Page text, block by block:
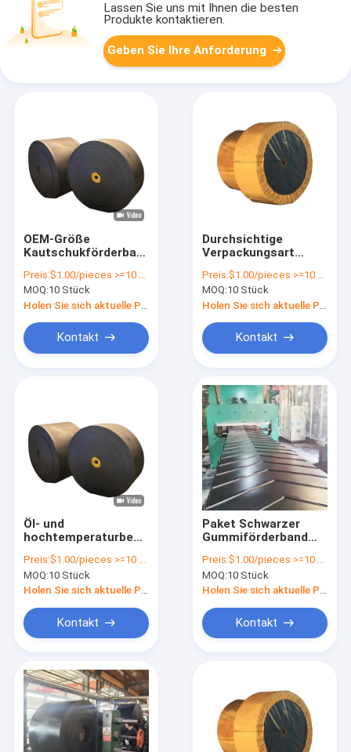
Produkte
Videos
Lassen Sie uns mit Ihnen die besten
Produkte kontaktieren.
Geben Sie Ihre Anforderung
OEM-Größe
Kautschukförderband
für alle
Industriezweige
Ölbeständig
Preis:$1.00/pieces >=10 pieces
MOQ:10 Stück
Kontakt
Durchsichtige
Verpackungsart
für
Schwerlastanwendungen
Preis:$1.00/pieces >=10 pieces
MOQ:10 Stück
Kontakt
Öl- und
hochtemperaturbeständige
mit OEM/ODM
Preis:$1.00/pieces >=10 pieces
MOQ:10 Stück
Holen Sie sich aktuelle Preis
Kontakt
Paket Schwarzer
Gummiförderband
transparenten
Beuteln
Preis:$1.00/pieces >=10 pieces
MOQ:10 Stück
Holen Sie sich aktuelle Preis
Kontakt